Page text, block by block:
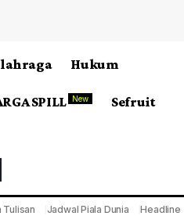
Hukum
SPILL New Sefruit
Tulisan Jadwal Piala Dunia Headline